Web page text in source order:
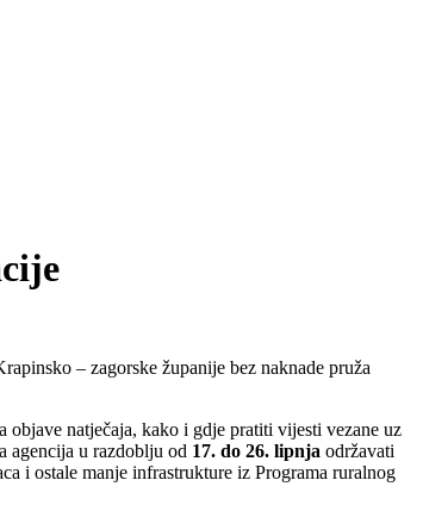
– zagorske županije bez naknade pruža
natječaja, kako i gdje pratiti vijesti vezane uz
agencija u razdoblju od 17. do 26. lipnja održavati
i ostale manje infrastrukture iz Programa ruralnog